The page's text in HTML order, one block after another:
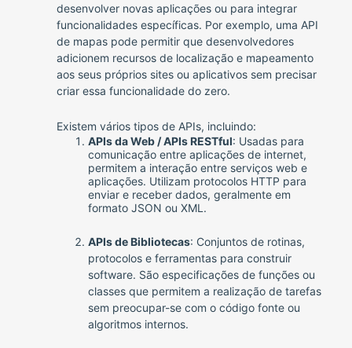
desenvolver novas aplicações ou para integrar
funcionalidades específicas. Por exemplo, uma API
de mapas pode permitir que desenvolvedores
adicionem recursos de localização e mapeamento
aos seus próprios sites ou aplicativos sem precisar
criar essa funcionalidade do zero.
Existem vários tipos de APIs, incluindo:
APIs da Web / APIs RESTful: Usadas para
comunicação entre aplicações de internet,
permitem a interação entre serviços web e
aplicações. Utilizam protocolos HTTP para
enviar e receber dados, geralmente em
formato JSON ou XML.
APIs de Bibliotecas: Conjuntos de rotinas,
protocolos e ferramentas para construir
software. São especificações de funções ou
classes que permitem a realização de tarefas
sem preocupar-se com o código fonte ou
algoritmos internos.